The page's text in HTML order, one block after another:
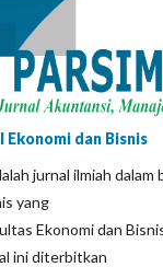
Ekonomi dan Bisnis
jurnal ilmiah dalam
yang
Ekonomi dan
ini diterbitkan